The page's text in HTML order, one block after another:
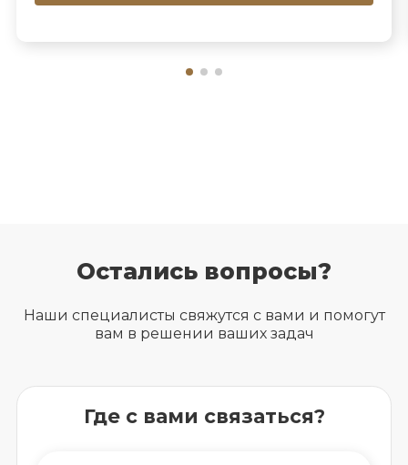
Остались вопросы?
Наши специалисты свяжутся с вами и помогут
вам в решении ваших задач
Где с вами связаться?